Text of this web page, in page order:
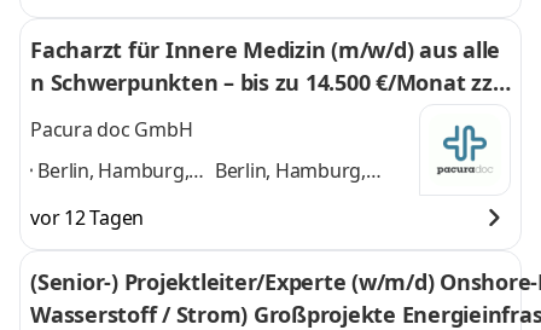
Facharzt für Innere Medizin (m/w/d) aus alle
n Schwerpunkten – bis zu 14.500 €/Monat zzg
l. Zuschläge
Pacura doc GmbH
Berlin, Hamburg,
Frankfurt am Main,
Düsseldorf,
Stuttgart, Leipzig,
Dortmund,
Berlin, Hamburg,
Düsseldorf, Stuttgart,
Leipzig, Dortmund,
Bremenund 8 weitere
vor 12 Tagen
(Senior-) Projektleiter/Experte (w/m/d)
Wasserstoff / Strom) Großprojekte